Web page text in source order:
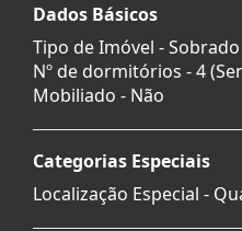
Dados Básicos
Tipo de Imóvel - Sobrado
Nº de dormitórios - 4
Mobiliado - Não
Categorias Especiais
Localização Especial -